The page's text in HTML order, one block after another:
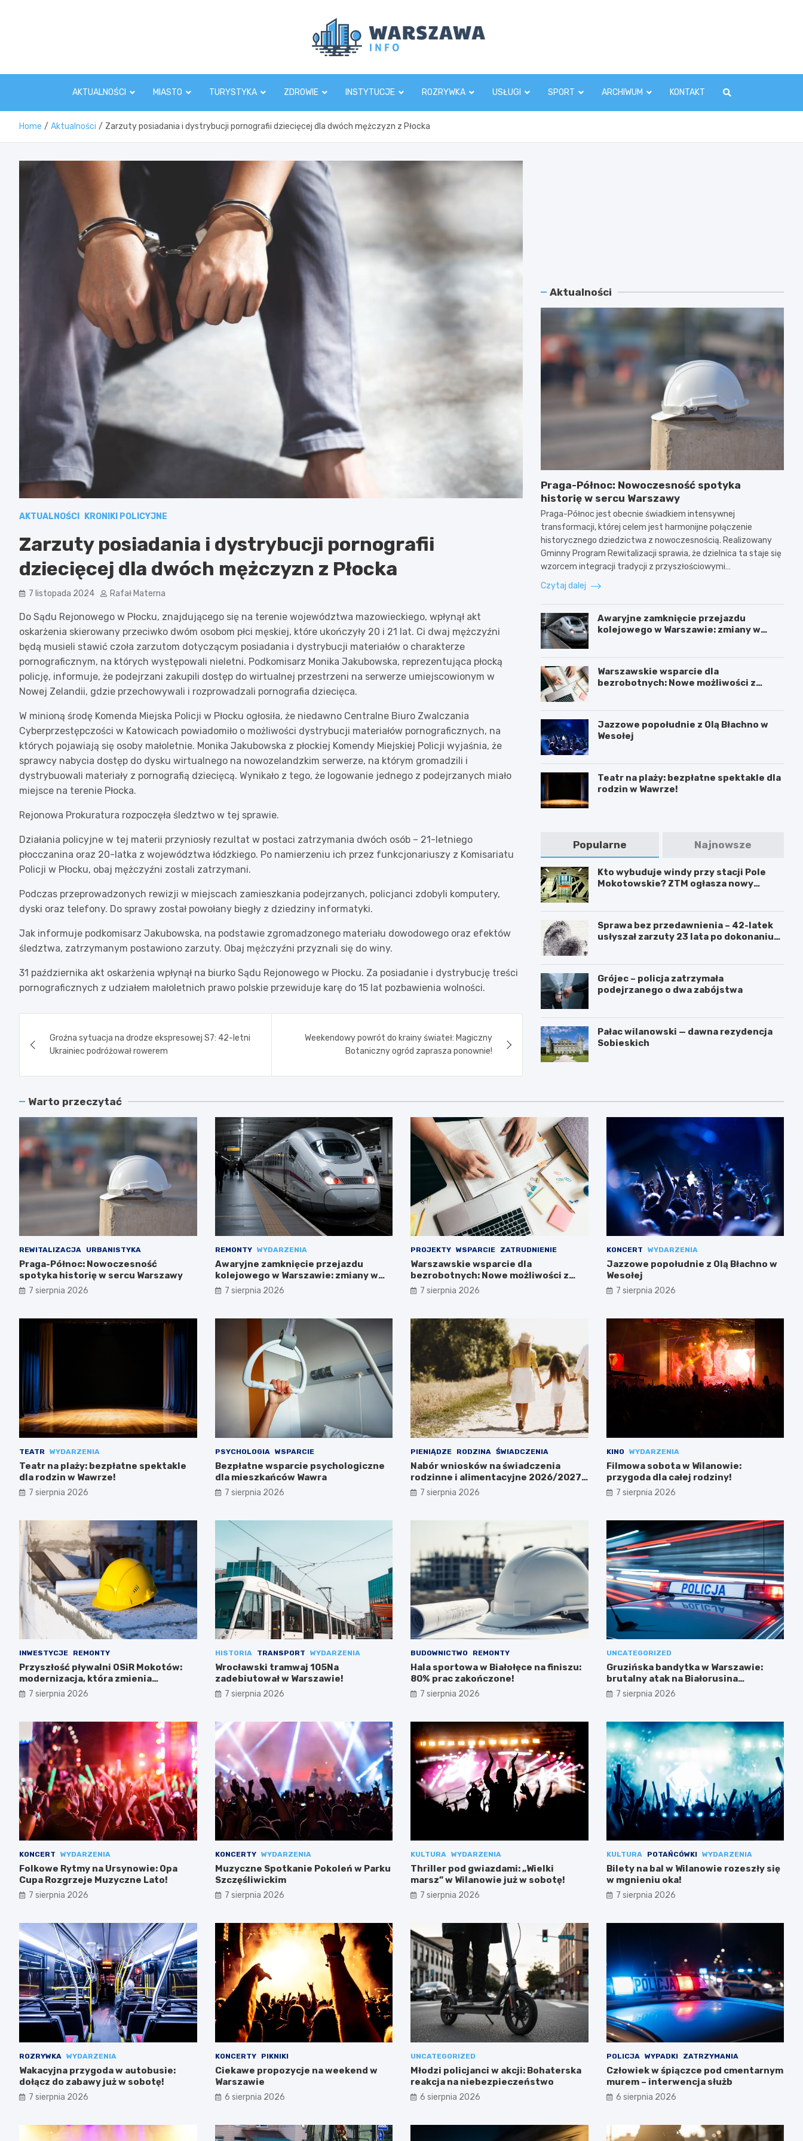
AKTUALNOŚCI MIASTO TURYSTYKA ZDROWIE INSTYTUCJE ROZRYWKA USŁUGI SPORT ARCHIWUM KONTAKT
Home Aktualności Zarzuty posiadania i dystrybucji pornografii dziecięcej dla dwóch mężczyzn z Płocka
AKTUALNOŚCI KRONIKI POLICYJNE
Zarzuty posiadania i dystrybucji pornografii
dziecięcej dla dwóch mężczyzn z Płocka
7 listopada 2024 Rafał Materna
Do Sądu Rejonowego w Płocku, znajdującego się na terenie województwa mazowieckiego, wpłynął akt
oskarżenia skierowany przeciwko dwóm osobom płci męskiej, które ukończyły 20 i 21 lat. Ci dwaj mężczyźni
będą musieli stawić czoła zarzutom dotyczącym posiadania i dystrybucji materiałów o charakterze
pornograficznym, na których występowali nieletni. Podkomisarz Monika Jakubowska, reprezentująca płocką
policję, informuje, że podejrzani zakupili dostęp do wirtualnej przestrzeni na serwerze umiejscowionym w
Nowej Zelandii, gdzie przechowywali i rozprowadzali pornografia dziecięca.
W minioną środę Komenda Miejska Policji w Płocku ogłosiła, że niedawno Centralne Biuro Zwalczania
Cyberprzestępczości w Katowicach powiadomiło o możliwości dystrybucji materiałów pornograficznych, na
których pojawiają się osoby małoletnie. Monika Jakubowska z płockiej Komendy Miejskiej Policji wyjaśnia, że
sprawcy nabycia dostęp do dysku wirtualnego na nowozelandzkim serwerze, na którym gromadzili i
dystrybuowali materiały z pornografią dziecięcą. Wynikało z tego, że logowanie jednego z podejrzanych miało
miejsce na terenie Płocka.
Rejonowa Prokuratura rozpoczęła śledztwo w tej sprawie.
Działania policyjne w tej materii przyniosły rezultat w postaci zatrzymania dwóch osób – 21-letniego
płocczanina oraz 20-latka z województwa łódzkiego. Po namierzeniu ich przez funkcjonariuszy z Komisariatu
Policji w Płocku, obaj mężczyźni zostali zatrzymani.
Podczas przeprowadzonych rewizji w miejscach zamieszkania podejrzanych, policjanci zdobyli komputery,
dyski oraz telefony. Do sprawy został powołany biegły z dziedziny informatyki.
Jak informuje podkomisarz Jakubowska, na podstawie zgromadzonego materiału dowodowego oraz efektów
śledztwa, zatrzymanym postawiono zarzuty. Obaj mężczyźni przyznali się do winy.
31 października akt oskarżenia wpłynął na biurko Sądu Rejonowego w Płocku. Za posiadanie i dystrybucję treści
pornograficznych z udziałem małoletnich prawo polskie przewiduje karę do 15 lat pozbawienia wolności.
wpisu
Groźna sytuacja na drodze ekspresowej S7: 42-letni
Ukrainiec podróżował rowerem
Weekendowy powrót do krainy świateł: Magiczny
Botaniczny ogród zaprasza ponownie!
Aktualności
Praga-Północ: Nowoczesność spotyka
historię w sercu Warszawy
Praga-Północ jest obecnie świadkiem intensywnej
transformacji, której celem jest harmonijne połączenie
historycznego dziedzictwa z nowoczesnością. Realizowany
Gminny Program Rewitalizacji sprawia, że dzielnica ta staje się
wzorcem integracji tradycji z przyszłościowymi…
Czytaj dalej
Awaryjne zamknięcie przejazdu
kolejowego w Warszawie: zmiany w
Warszawskie wsparcie dla
bezrobotnych: Nowe możliwości z
Jazzowe popołudnie z Olą Błachno w
Wesołej
Teatr na plaży: bezpłatne spektakle dla
rodzin w Wawrze!
Popularne Najnowsze
Kto wybuduje windy przy stacji Pole
Mokotowskie? ZTM ogłasza nowy
Sprawa bez przedawnienia – 42-latek
usłyszał zarzuty 23 lata po dokonaniu
Grójec – policja zatrzymała
podejrzanego o dwa zabójstwa
Pałac wilanowski — dawna rezydencja
Sobieskich
Warto przeczytać
REWITALIZACJA URBANISTYKA
Praga-Północ: Nowoczesność
spotyka historię w sercu Warszawy
7 sierpnia 2026
REMONTY WYDARZENIA
Awaryjne zamknięcie przejazdu
kolejowego w Warszawie: zmiany w
trasach mieszkańców
7 sierpnia 2026
PROJEKTY WSPARCIE ZATRUDNIENIE
Warszawskie wsparcie dla
bezrobotnych: Nowe możliwości z
projektem FEM III
7 sierpnia 2026
KONCERT WYDARZENIA
Jazzowe popołudnie z Olą Błachno w
Wesołej
7 sierpnia 2026
TEATR WYDARZENIA
Teatr na plaży: bezpłatne spektakle
dla rodzin w Wawrze!
7 sierpnia 2026
PSYCHOLOGIA WSPARCIE
Bezpłatne wsparcie psychologiczne
dla mieszkańców Wawra
7 sierpnia 2026
PIENIĄDZE RODZINA ŚWIADCZENIA
Nabór wniosków na świadczenia
rodzinne i alimentacyjne 2026/2027
już w lipcu!
7 sierpnia 2026
KINO WYDARZENIA
Filmowa sobota w Wilanowie:
przygoda dla całej rodziny!
7 sierpnia 2026
INWESTYCJE REMONTY
Przyszłość pływalni OSiR Mokotów:
modernizacja, która zmienia
wszystko
7 sierpnia 2026
HISTORIA TRANSPORT WYDARZENIA
Wrocławski tramwaj 105Na
zadebiutował w Warszawie!
7 sierpnia 2026
BUDOWNICTWO REMONTY
Hala sportowa w Białołęce na finiszu:
80% prac zakończone!
7 sierpnia 2026
UNCATEGORIZED
Gruzińska bandytka w Warszawie:
brutalny atak na Białorusina
zakończony aresztowaniem
7 sierpnia 2026
KONCERT WYDARZENIA
Folkowe Rytmy na Ursynowie: Opa
Cupa Rozgrzeje Muzyczne Lato!
7 sierpnia 2026
KONCERTY WYDARZENIA
Muzyczne Spotkanie Pokoleń w Parku
Szczęśliwickim
7 sierpnia 2026
KULTURA WYDARZENIA
Thriller pod gwiazdami: „Wielki
marsz” w Wilanowie już w sobotę!
7 sierpnia 2026
KULTURA POTAŃCÓWKI WYDARZENIA
Bilety na bal w Wilanowie rozeszły się
w mgnieniu oka!
7 sierpnia 2026
ROZRYWKA WYDARZENIA
Wakacyjna przygoda w autobusie:
dołącz do zabawy już w sobotę!
7 sierpnia 2026
KONCERTY PIKNIKI
Ciekawe propozycje na weekend w
Warszawie
6 sierpnia 2026
UNCATEGORIZED
Młodzi policjanci w akcji: Bohaterska
reakcja na niebezpieczeństwo
6 sierpnia 2026
POLICJA WYPADKI ZATRZYMANIA
Człowiek w śpiączce pod cmentarnym
murem – interwencja służb
6 sierpnia 2026